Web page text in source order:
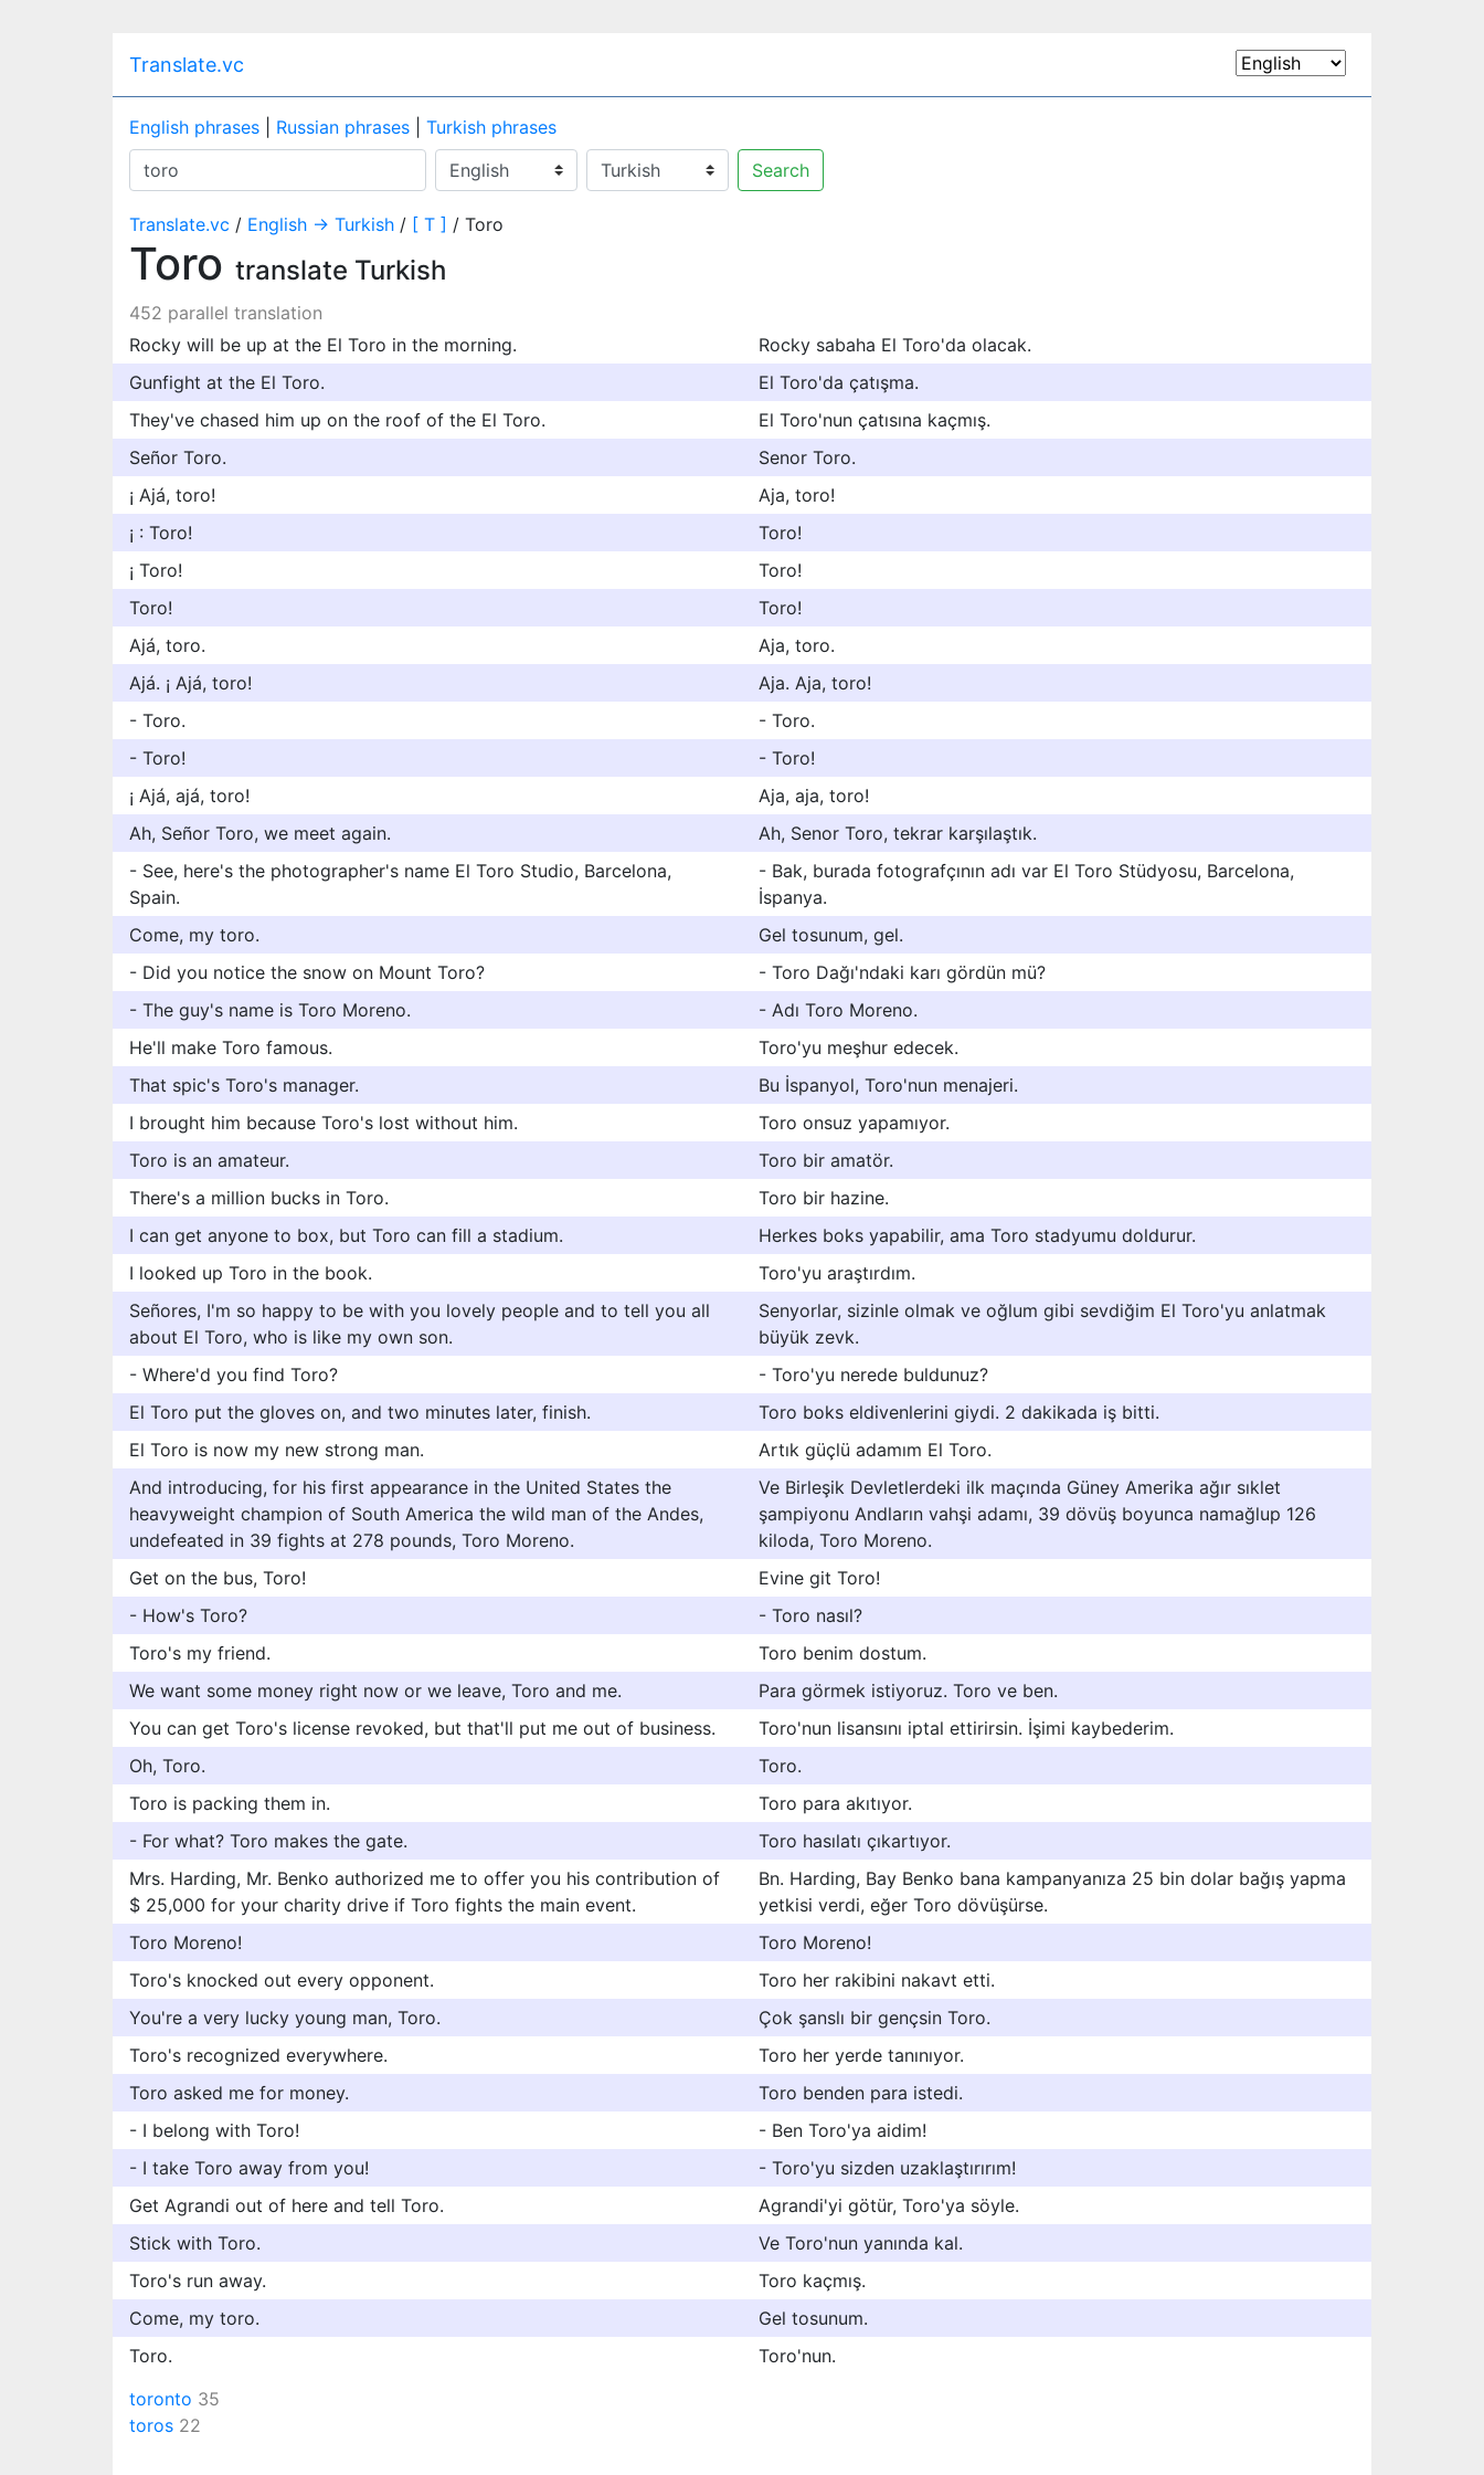
Translate.vc
English phrases Russian phrases
Turkish phrases
Search
Translate.vc / English → Turkish / [ T ] / Toro
Toro translate Turkish
452 parallel translation
Rocky will be up at the El Toro in the morning.
Rocky sabaha El Toro'da olacak.
Gunfight at the El Toro.
El Toro'da çatışma.
They've chased him up on the roof of the El Toro.
El Toro'nun çatısına kaçmış.
Señor Toro.
Senor Toro.
¡ Ajá, toro!
Aja, toro!
¡ : Toro!
Toro!
¡ Toro!
Toro!
Toro!
Toro!
Ajá, toro.
Aja, toro.
Ajá. ¡ Ajá, toro!
Aja. Aja, toro!
- Toro.
- Toro.
- Toro!
- Toro!
¡ Ajá, ajá, toro!
Aja, aja, toro!
Ah, Señor Toro, we meet again.
Ah, Senor Toro, tekrar karşılaştık.
- See, here's the photographer's name El Toro Studio, Barcelona,
Spain.
- Bak, burada fotografçının adı var El Toro Stüdyosu, Barcelona,
İspanya.
Come, my toro.
Gel tosunum, gel.
- Did you notice the snow on Mount Toro?
- Toro Dağı'ndaki karı gördün mü?
- The guy's name is Toro Moreno.
- Adı Toro Moreno.
He'll make Toro famous.
Toro'yu meşhur edecek.
That spic's Toro's manager.
Bu İspanyol, Toro'nun menajeri.
I brought him because Toro's lost without him.
Toro onsuz yapamıyor.
Toro is an amateur.
Toro bir amatör.
There's a million bucks in Toro.
Toro bir hazine.
I can get anyone to box, but Toro can fill a stadium.
Herkes boks yapabilir, ama Toro stadyumu doldurur.
I looked up Toro in the book.
Toro'yu araştırdım.
Señores, I'm so happy to be with you lovely people and to tell you all
about El Toro, who is like my own son.
Senyorlar, sizinle olmak ve oğlum gibi sevdiğim El Toro'yu anlatmak
büyük zevk.
- Where'd you find Toro?
- Toro'yu nerede buldunuz?
El Toro put the gloves on, and two minutes later, finish.
Toro boks eldivenlerini giydi. 2 dakikada iş bitti.
El Toro is now my new strong man.
Artık güçlü adamım El Toro.
And introducing, for his first appearance in the United States the
heavyweight champion of South America the wild man of the Andes,
undefeated in 39 fights at 278 pounds, Toro Moreno.
Ve Birleşik Devletlerdeki ilk maçında Güney Amerika ağır sıklet
şampiyonu Andların vahşi adamı, 39 dövüş boyunca namağlup 126
kiloda, Toro Moreno.
Get on the bus, Toro!
Evine git Toro!
- How's Toro?
- Toro nasıl?
Toro's my friend.
Toro benim dostum.
We want some money right now or we leave, Toro and me.
Para görmek istiyoruz. Toro ve ben.
You can get Toro's license revoked, but that'll put me out of business.
Toro'nun lisansını iptal ettirirsin. İşimi kaybederim.
Oh, Toro.
Toro.
Toro is packing them in.
Toro para akıtıyor.
- For what? Toro makes the gate.
Toro hasılatı çıkartıyor.
Mrs. Harding, Mr. Benko authorized me to offer you his contribution of
$ 25,000 for your charity drive if Toro fights the main event.
Bn. Harding, Bay Benko bana kampanyanıza 25 bin dolar bağış yapma
yetkisi verdi, eğer Toro dövüşürse.
Toro Moreno!
Toro Moreno!
Toro's knocked out every opponent.
Toro her rakibini nakavt etti.
You're a very lucky young man, Toro.
Çok şanslı bir gençsin Toro.
Toro's recognized everywhere.
Toro her yerde tanınıyor.
Toro asked me for money.
Toro benden para istedi.
- I belong with Toro!
- Ben Toro'ya aidim!
- I take Toro away from you!
- Toro'yu sizden uzaklaştırırım!
Get Agrandi out of here and tell Toro.
Agrandi'yi götür, Toro'ya söyle.
Stick with Toro.
Ve Toro'nun yanında kal.
Toro's run away.
Toro kaçmış.
Come, my toro.
Gel tosunum.
Toro.
Toro'nun.
toronto 35
toros 22